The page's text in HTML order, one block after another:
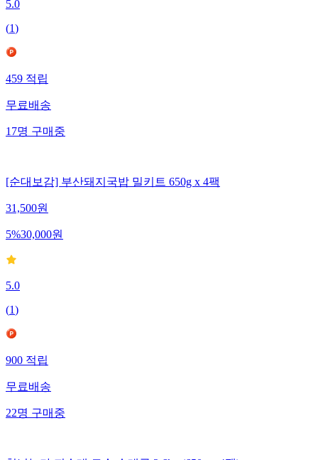
5.0
(1)
459 적립
무료배송
17명 구매중
[순대보감] 부산돼지국밥 밀키트 650g x 4팩
31,500원
5%30,000원
5.0
(1)
900 적립
무료배송
22명 구매중